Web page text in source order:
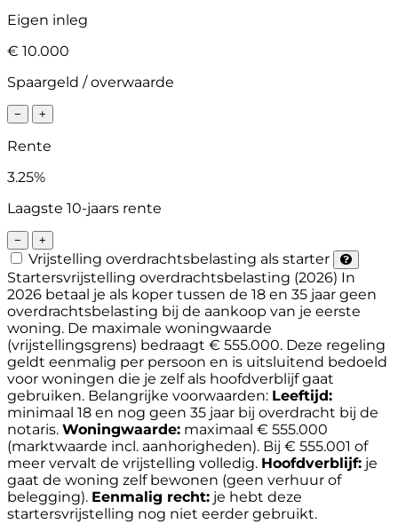
Eigen inleg
€ 10.000
Spaargeld / overwaarde
− +
Rente
3.25%
Laagste 10-jaars rente
− +
Vrijstelling overdrachtsbelasting als starter
Startersvrijstelling overdrachtsbelasting (2026) In
2026 betaal je als koper tussen de 18 en 35 jaar geen
overdrachtsbelasting bij de aankoop van je eerste
woning. De maximale woningwaarde
(vrijstellingsgrens) bedraagt € 555.000. Deze regeling
geldt eenmalig per persoon en is uitsluitend bedoeld
voor woningen die je zelf als hoofdverblijf gaat
gebruiken. Belangrijke voorwaarden: Leeftijd:
minimaal 18 en nog geen 35 jaar bij overdracht bij de
notaris. Woningwaarde: maximaal € 555.000
(marktwaarde incl. aanhorigheden). Bij € 555.001 of
meer vervalt de vrijstelling volledig. Hoofdverblijf: je
gaat de woning zelf bewonen (geen verhuur of
belegging). Eenmalig recht: je hebt deze
startersvrijstelling nog niet eerder gebruikt.